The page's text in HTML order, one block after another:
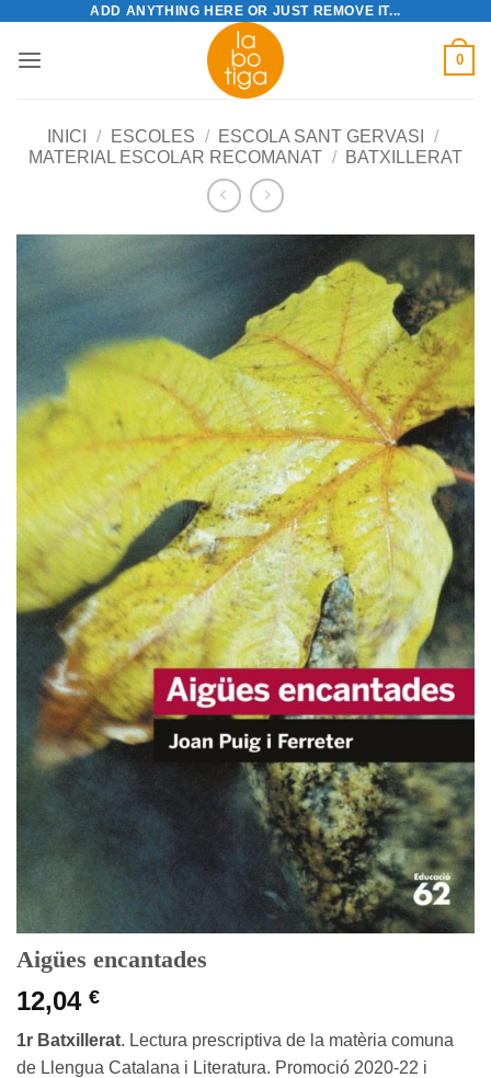
content
ADD ANYTHING HERE OR JUST REMOVE IT...
0
INICI / ESCOLES / ESCOLA SANT GERVASI
/
MATERIAL ESCOLAR RECOMANAT / BATXILLERAT
Aigües encantades
12,04 €
1r Batxillerat. Lectura prescriptiva de la matèria comuna
de Llengua Catalana i Literatura. Promoció 2020-22 i